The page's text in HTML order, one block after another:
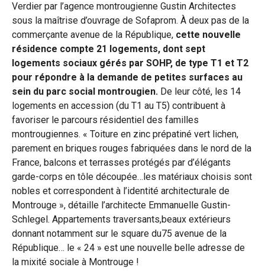
Verdier par l’agence montrougienne Gustin Architectes
sous la maîtrise d’ouvrage de Sofaprom. À deux pas de la
commerçante avenue de la République, cette nouvelle
résidence compte 21 logements, dont sept
logements sociaux gérés par SOHP, de type T1 et T2
pour répondre à la demande de petites surfaces au
sein du parc social montrougien. De leur côté, les 14
logements en accession (du T1 au T5) contribuent à
favoriser le parcours résidentiel des familles
montrougiennes. « Toiture en zinc prépatiné vert lichen,
parement en briques rouges fabriquées dans le nord de la
France, balcons et terrasses protégés par d’élégants
garde-corps en tôle découpée…les matériaux choisis sont
nobles et correspondent à l’identité architecturale de
Montrouge », détaille l’architecte Emmanuelle Gustin-
Schlegel. Appartements traversants,beaux extérieurs
donnant notamment sur le square du75 avenue de la
République… le « 24 » est une nouvelle belle adresse de
la mixité sociale à Montrouge !